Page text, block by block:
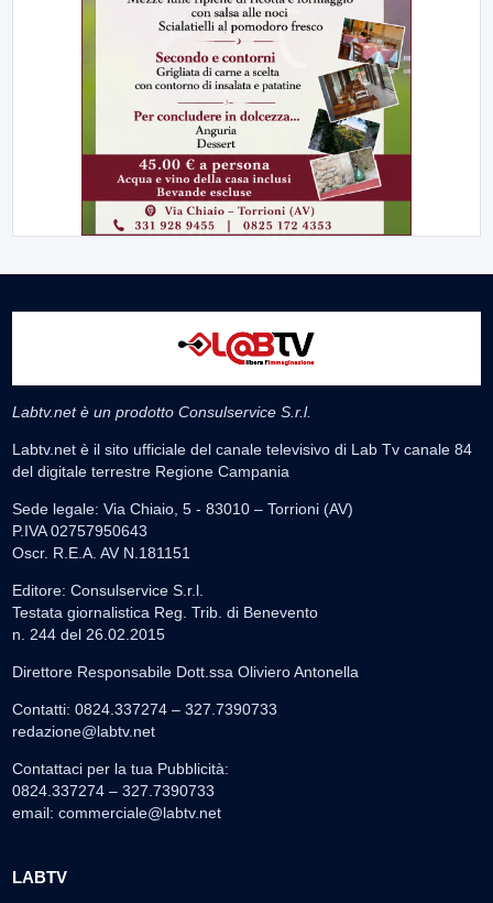
Labtv.net è un prodotto Consulservice S.r.l.
Labtv.net è il sito ufficiale del canale televisivo di Lab Tv canale 84
del digitale terrestre Regione Campania
Sede legale: Via Chiaio, 5 - 83010 – Torrioni (AV)
P.IVA 02757950643
Oscr. R.E.A. AV N.181151
Editore: Consulservice S.r.l.
Testata giornalistica Reg. Trib. di Benevento
n. 244 del 26.02.2015
Direttore Responsabile Dott.ssa Oliviero Antonella
Contatti: 0824.337274 – 327.7390733
redazione@labtv.net
Contattaci per la tua Pubblicità:
0824.337274 – 327.7390733
email: commerciale@labtv.net
LABTV